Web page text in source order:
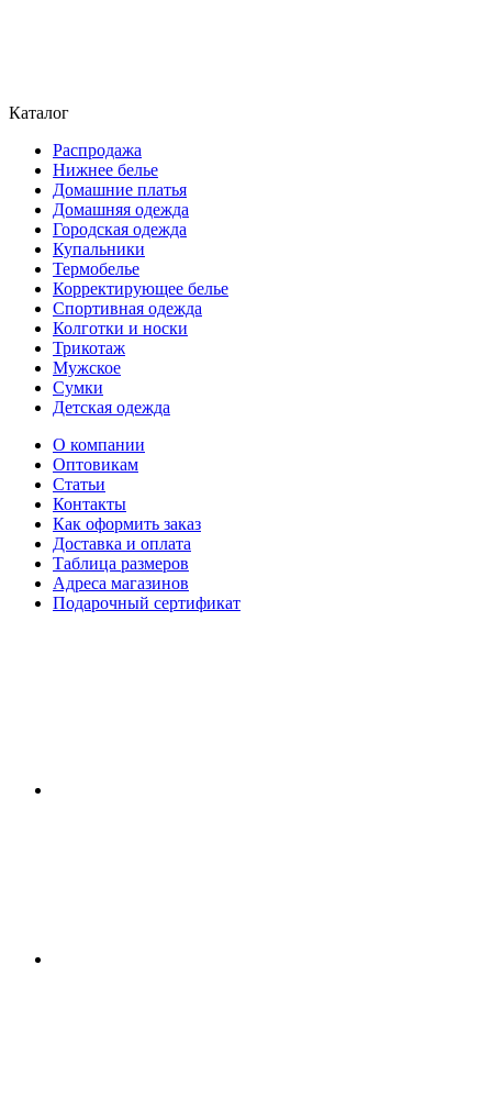
Каталог
Распродажа
Нижнее белье
Домашние платья
Домашняя одежда
Городская одежда
Купальники
Термобелье
Корректирующее белье
Спортивная одежда
Колготки и носки
Трикотаж
Мужское
Сумки
Детская одежда
О компании
Оптовикам
Статьи
Контакты
Как оформить заказ
Доставка и оплата
Таблица размеров
Адреса магазинов
Подарочный сертификат